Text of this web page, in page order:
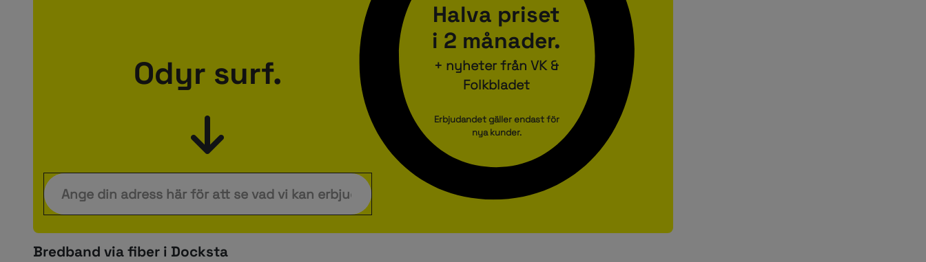
Halva priset
i 2 månader.
+ nyheter från VK &
Folkbladet
Erbjudandet gäller endast för
nya kunder.
Odyr surf.
Bredband via fiber i Docksta